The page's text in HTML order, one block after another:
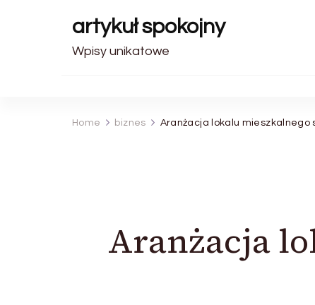
artykuł spokojny
Wpisy unikatowe
Home biznes Aranżacja lokalu mieszkalnego
Aranżacja